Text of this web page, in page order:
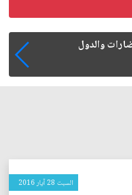
على صفيح ساخن
السبت 28 آيار 2016